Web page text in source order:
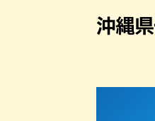
沖縄